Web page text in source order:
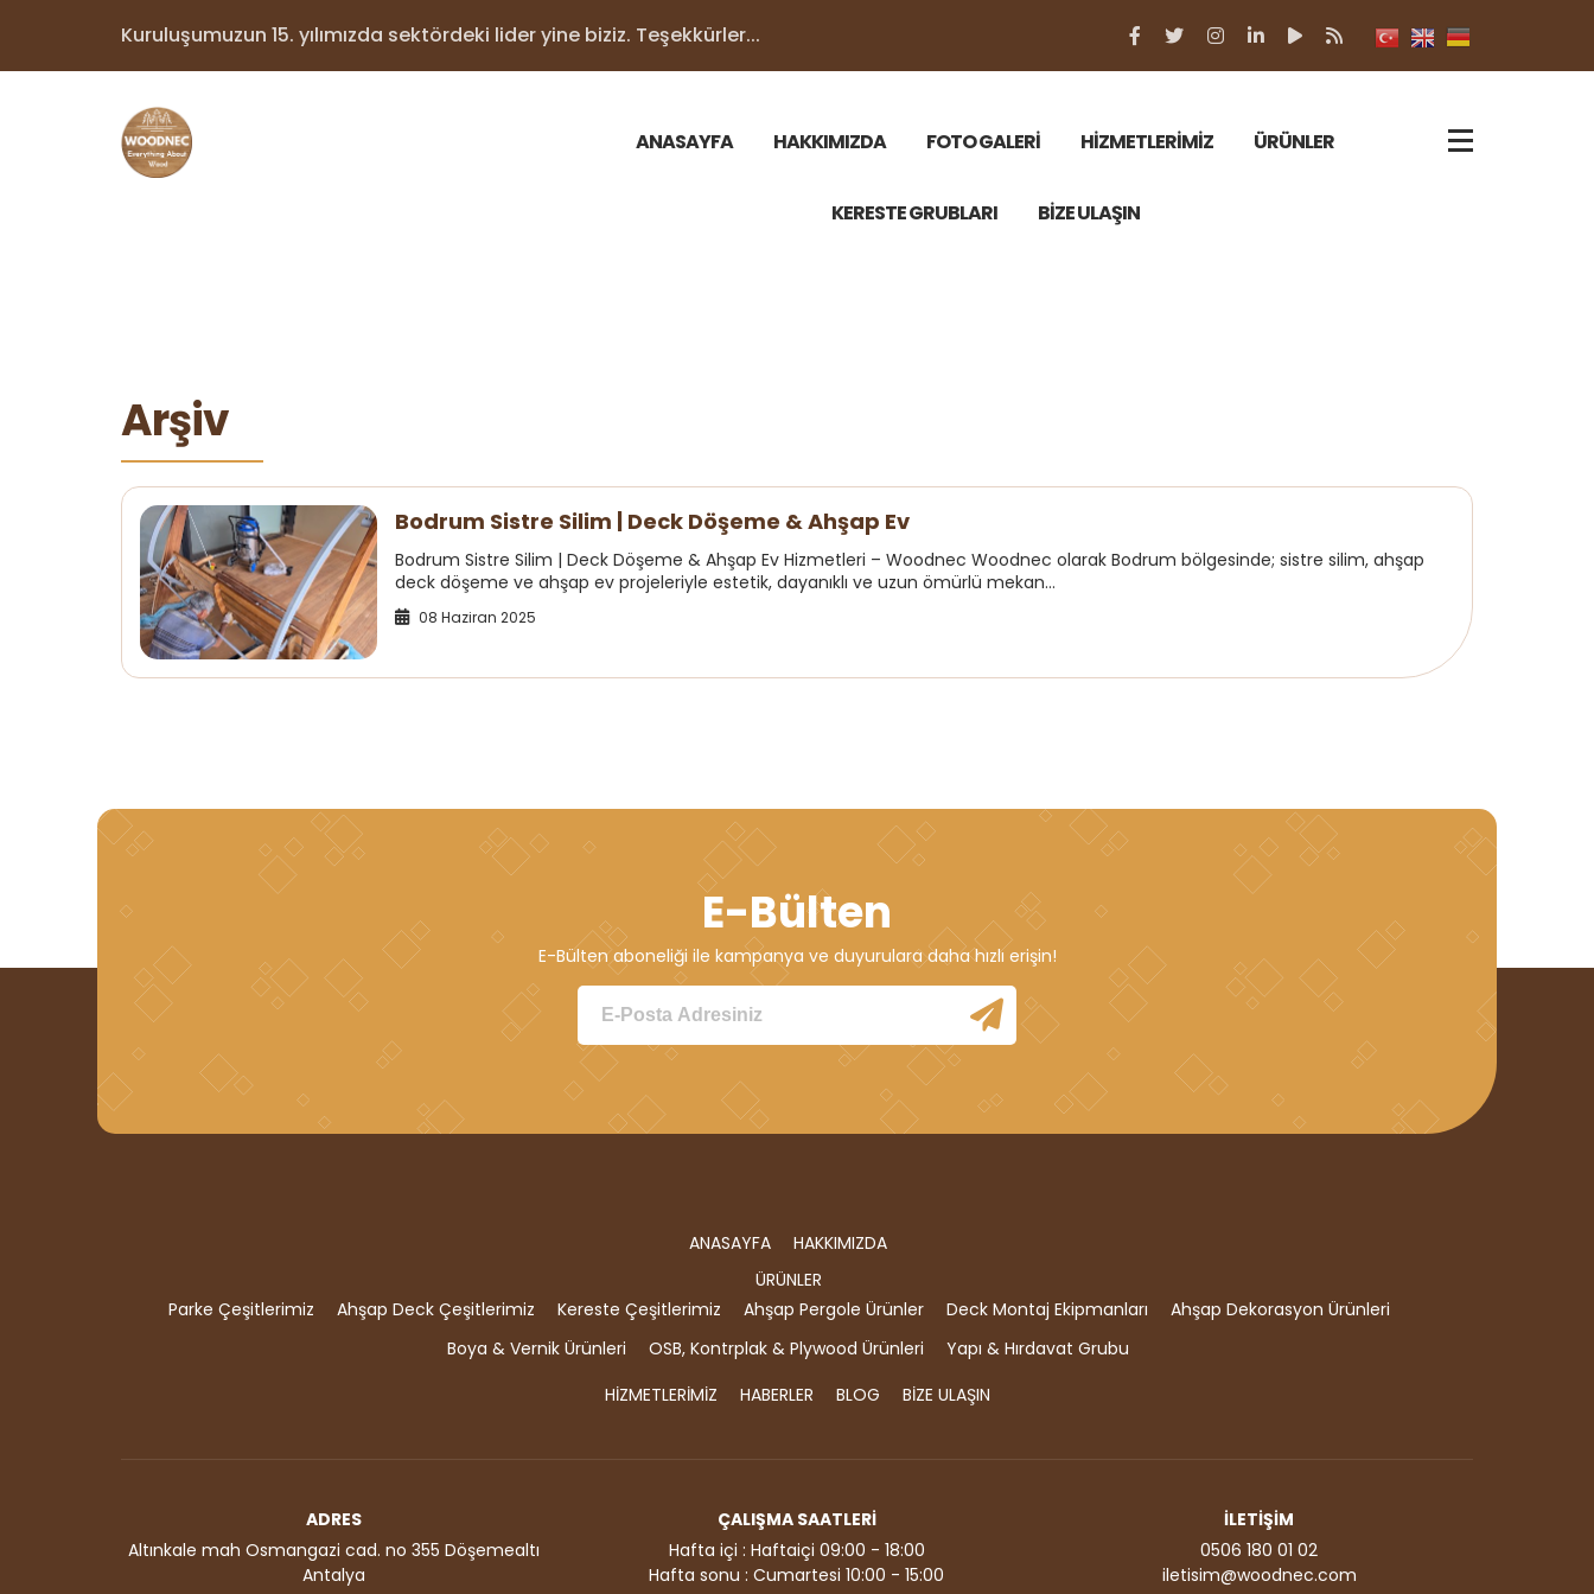
Kuruluşumuzun 15. yılımızda sektördeki lider yine biziz. Teşekkürler...
ANASAYFA HAKKIMIZDA FOTO GALERİ HİZMETLERİMİZ ÜRÜNLER
KERESTE GRUBLARI BİZE ULAŞIN
Arşiv
Bodrum Sistre Silim | Deck Döşeme & Ahşap Ev
Bodrum Sistre Silim | Deck Döşeme & Ahşap Ev Hizmetleri – Woodnec Woodnec olarak Bodrum bölgesinde; sistre silim, ahşap
deck döşeme ve ahşap ev projeleriyle estetik, dayanıklı ve uzun ömürlü mekan...
08 Haziran 2025
E-Bülten
E-Bülten aboneliği ile kampanya ve duyurulara daha hızlı erişin!
ANASAYFA
HAKKIMIZDA
ÜRÜNLER
Parke Çeşitlerimiz
Ahşap Deck Çeşitlerimiz Kereste Çeşitlerimiz Ahşap Pergole Ürünler Deck Montaj Ekipmanları
Ahşap Dekorasyon Ürünleri
Boya & Vernik Ürünleri
OSB, Kontrplak & Plywood Ürünleri
Yapı & Hırdavat Grubu
HİZMETLERİMİZ
HABERLER BLOG BİZE ULAŞIN
ADRES
Altınkale mah Osmangazi cad. no 355 Döşemealtı
Antalya
ÇALIŞMA SAATLERİ
Hafta içi : Haftaiçi 09:00 - 18:00
Hafta sonu : Cumartesi 10:00 - 15:00
İLETİŞİM
0506 180 01 02
iletisim@woodnec.com